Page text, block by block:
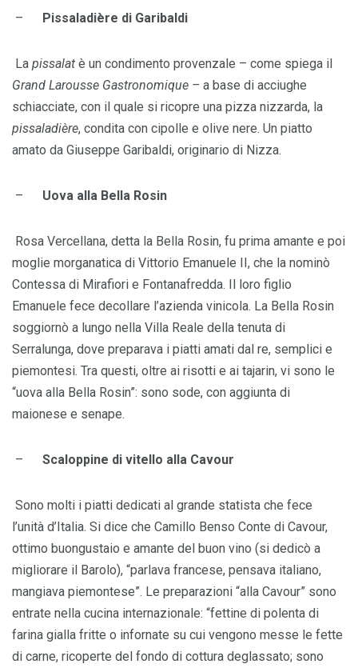
– Pissaladière di Garibaldi
La pissalat è un condimento provenzale – come spiega il
Grand Larousse Gastronomique – a base di acciughe
schiacciate, con il quale si ricopre una pizza nizzarda, la
pissaladière, condita con cipolle e olive nere. Un piatto
amato da Giuseppe Garibaldi, originario di Nizza.
– Uova alla Bella Rosin
Rosa Vercellana, detta la Bella Rosin, fu prima amante e poi
moglie morganatica di Vittorio Emanuele II, che la nominò
Contessa di Mirafiori e Fontanafredda. Il loro figlio
Emanuele fece decollare l’azienda vinicola. La Bella Rosin
soggiornò a lungo nella Villa Reale della tenuta di
Serralunga, dove preparava i piatti amati dal re, semplici e
piemontesi. Tra questi, oltre ai risotti e ai tajarin, vi sono le
“uova alla Bella Rosin”: sono sode, con aggiunta di
maionese e senape.
– Scaloppine di vitello alla Cavour
Sono molti i piatti dedicati al grande statista che fece
l’unità d’Italia. Si dice che Camillo Benso Conte di Cavour,
ottimo buongustaio e amante del buon vino (si dedicò a
migliorare il Barolo), “parlava francese, pensava italiano,
mangiava piemontese”. Le preparazioni “alla Cavour” sono
entrate nella cucina internazionale: “fettine di polenta di
farina gialla fritte o infornate su cui vengono messe le fette
di carne, ricoperte del fondo di cottura deglassato; sono